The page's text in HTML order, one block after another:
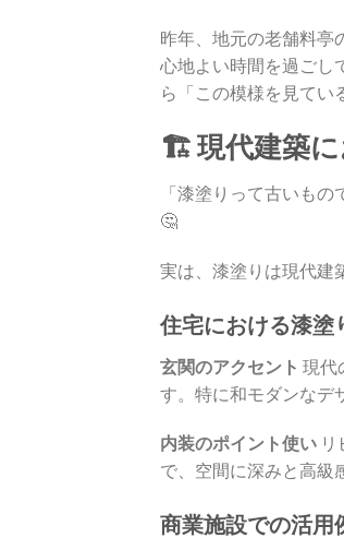
昨年、地元の老舗料亭
心地よい時間を過ごし
ら「この模様を見てい
🏗️ 現代建築
「漆塗りって古いも
🤔
実は、漆塗りは現代建
住宅における漆塗
玄関のアクセント 現代
す。特に和モダンなデ
内装のポイント使い
で、空間に深みと高級
商業施設での活用